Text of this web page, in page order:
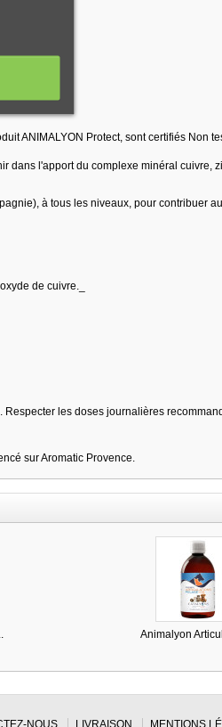
ANIMALYON Protect, sont certifiés Non
dans l'apport du complexe minéral cuivre,
à tous les niveaux, pour contribuer
de cuivre._
les doses journalières
sur Aromatic Provence.
Animalyon
NOUS LIVRAISON MENTIONS